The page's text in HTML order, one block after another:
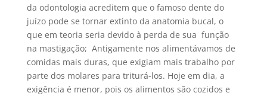
da odontologia acreditem que o famoso dente do
juízo pode se tornar extinto da anatomia bucal, o
que em teoria seria devido à perda de sua função
na mastigação; Antigamente nos alimentávamos de
comidas mais duras, que exigiam mais trabalho por
parte dos molares para triturá-los. Hoje em dia, a
exigência é menor, pois os alimentos são cozidos e